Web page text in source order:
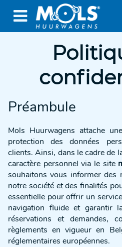

Préambule
Mols Huurwagens attache
protection des données
clients. Ainsi, dans le cadre de
caractère personnel via le site
souhaitons vous informer
notre société et des finalités
essentielle pour offrir un
navigation fluide et garantir
réservations et demandes,
règlements en vigueur en
réglementaires européennes.